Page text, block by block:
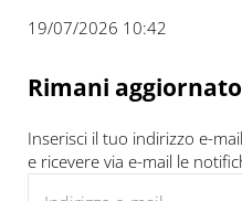
19/07/2026 10:42
Rimani aggiornato
Inserisci il tuo indirizzo e-
e ricevere via e-mail le